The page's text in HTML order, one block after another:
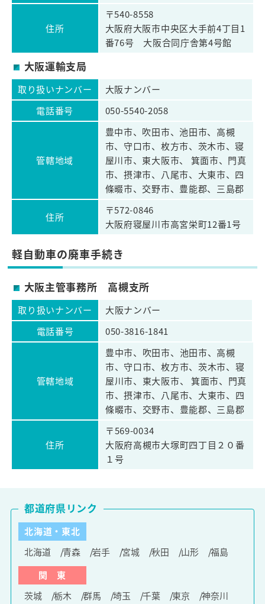
住所
〒540-8558
大阪府大阪市中央区大手前4丁目1
番76号 大阪合同庁舎第4号館
大阪運輸支局
取り扱いナンバー
大阪ナンバー
電話番号
050-5540-2058
管轄地域
豊中市、吹田市、池田市、高槻
市、守口市、枚方市、茨木市、寝
屋川市、東大阪市、 箕面市、門真
市、摂津市、八尾市、大東市、四
條畷市、交野市、豊能郡、三島郡
住所
〒572-0846
大阪府寝屋川市高宮栄町12番1号
軽自動車の廃車手続き
大阪主管事務所 高槻支所
取り扱いナンバー
大阪ナンバー
電話番号
050-3816-1841
管轄地域
豊中市、吹田市、池田市、高槻
市、守口市、枚方市、茨木市、寝
屋川市、東大阪市、 箕面市、門真
市、摂津市、八尾市、大東市、四
條畷市、交野市、豊能郡、三島郡
住所
〒569-0034
大阪府高槻市大塚町四丁目２０番
１号
北海道・東北
北海道
青森 岩手 宮城 秋田 山形
福島
関 東
茨城
栃木 群馬 埼玉 千葉 東京
神奈川
都道府県リンク